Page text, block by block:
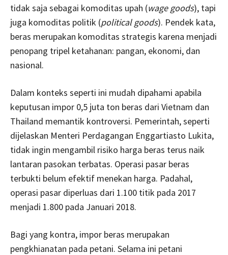
tidak saja sebagai komoditas upah (wage goods), tapi
juga komoditas politik (political goods). Pendek kata,
beras merupakan komoditas strategis karena menjadi
penopang tripel ketahanan: pangan, ekonomi, dan
nasional.
Dalam konteks seperti ini mudah dipahami apabila
keputusan impor 0,5 juta ton beras dari Vietnam dan
Thailand memantik kontroversi. Pemerintah, seperti
dijelaskan Menteri Perdagangan Enggartiasto Lukita,
tidak ingin mengambil risiko harga beras terus naik
lantaran pasokan terbatas. Operasi pasar beras
terbukti belum efektif menekan harga. Padahal,
operasi pasar diperluas dari 1.100 titik pada 2017
menjadi 1.800 pada Januari 2018.
Bagi yang kontra, impor beras merupakan
pengkhianatan pada petani. Selama ini petani